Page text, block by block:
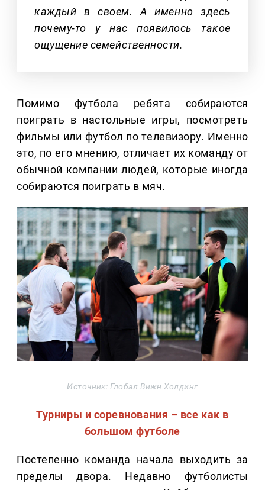
каждый в своем. А именно здесь
почему-то у нас появилось такое
ощущение семейственности.
Помимо футбола ребята собираются
поиграть в настольные игры, посмотреть
фильмы или футбол по телевизору. Именно
это, по его мнению, отличает их команду от
обычной компании людей, которые иногда
собираются поиграть в мяч.
Источник: Глобал Вижн Холдинг
Турниры и соревнования – все как в
большом футболе
Постепенно команда начала выходить за
пределы двора. Недавно футболисты